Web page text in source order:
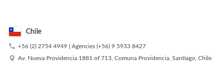
Chile
 +56 (2) 2754 4949 | Agencies (+56) 9 5933 8427
 Av. Nueva Providencia 1881 of 713, Comuna Providencia, Santiago, Chile